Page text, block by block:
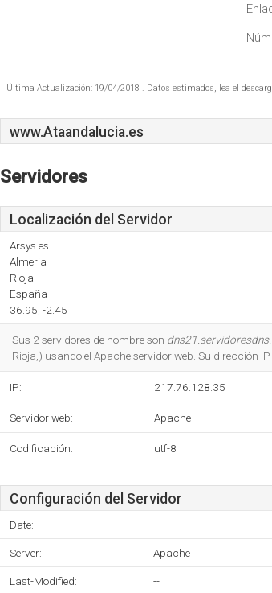
Última Actualización: 19/04/2018 . Datos estimados, lea el
www.Ataandalucia.es
Servidores
Localización del Servidor
Arsys.es
Almeria
Rioja
España
36.95, -2.45
Sus 2 servidores de nombre son
Rioja,) usando el Apache servidor web. Su dirección
IP: 217.76.128.35
Servidor web: Apache
Codificación: utf-8
Configuración del Servidor
Date: --
Server: Apache
Last-Modified: --